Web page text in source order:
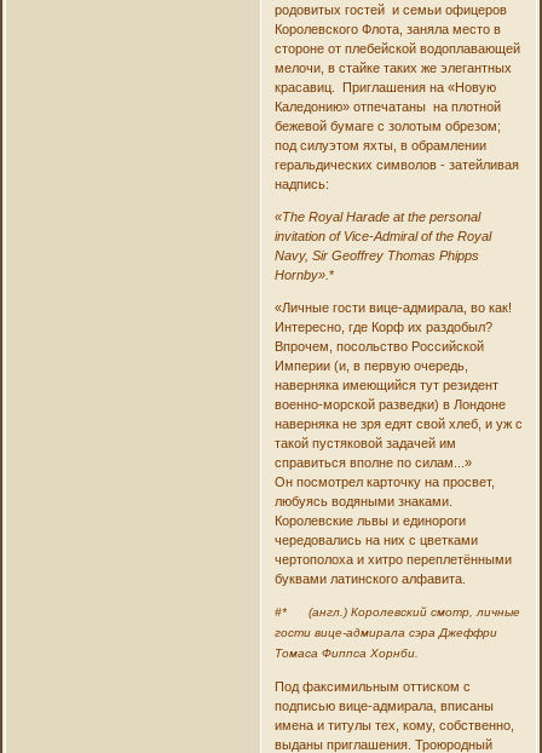
родовитых гостей и семьи офицеров
Королевского Флота, заняла место в
стороне от плебейской водоплавающей
мелочи, в стайке таких же элегантных
красавиц. Приглашения на «Новую
Каледонию» отпечатаны на плотной
бежевой бумаге с золотым обрезом;
под силуэтом яхты, в обрамлении
геральдических символов - затейливая
надпись:
«The Royal Harade at the personal
invitation of Vice-Admiral of the Royal
Navy, Sir Geoffrey Thomas Phipps
Hornby». *
«Личные гости вице-адмирала, во как!
Интересно, где Корф их раздобыл?
Впрочем, посольство Российской
Империи (и, в первую очередь,
наверняка имеющийся тут резидент
военно-морской разведки) в Лондоне
наверняка не зря едят свой хлеб, и уж с
такой пустяковой задачей им
справиться вполне по силам...»
Он посмотрел карточку на просвет,
любуясь водяными знаками.
Королевские львы и единороги
чередовались на них с цветками
чертополоха и хитро переплетёнными
буквами латинского алфавита.
#* (англ.) Королевский смотр, личные
гости вице-адмирала сэра Джеффри
Томаса Фиппса Хорнби.
Под факсимильным оттиском с
подписью вице-адмирала, вписаны
имена и титулы тех, кому, собственно,
выданы приглашения. Троюродный